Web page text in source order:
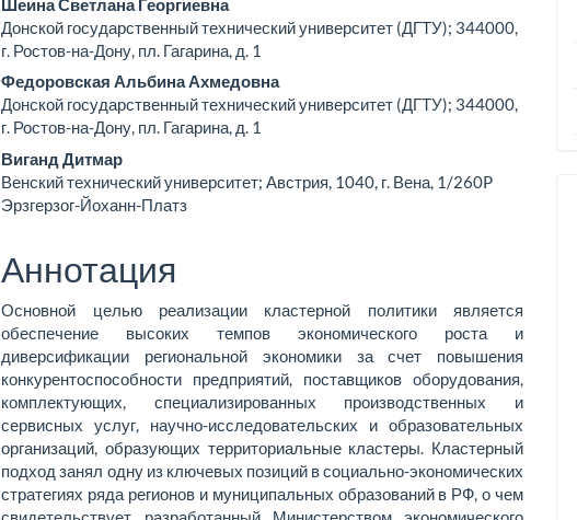
Основное
содержимое
статьи
Донской государственный технический университет (ДГТУ); 344000,
г. Ростов-на-Дону, пл. Гагарина, д. 1
Федоровская Альбина Ахмедовна
Донской государственный технический университет (ДГТУ); 344000,
г. Ростов-на-Дону, пл. Гагарина, д. 1
Виганд Дитмар
Венский технический университет; Австрия, 1040, г. Вена, 1/260P
Эрзгерзог-Йоханн-Платз
Аннотация
Основной целью реализации кластерной политики является
обеспечение высоких темпов экономического роста и
диверсификации региональной экономики за счет повышения
конкурентоспособности предприятий, поставщиков оборудования,
комплектующих, специализированных производственных и
сервисных услуг, научно-исследовательских и образовательных
организаций, образующих территориальные кластеры. Кластерный
подход занял одну из ключевых позиций в социально-экономических
стратегиях ряда регионов и муниципальных образований в РФ, о чем